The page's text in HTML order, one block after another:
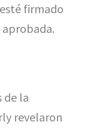
firmado
de la
revelaron